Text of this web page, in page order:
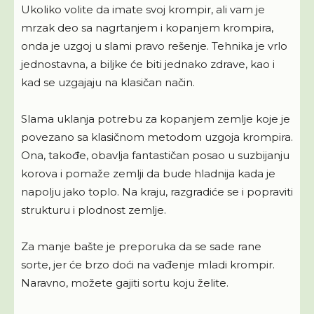
Ukoliko volite da imate svoj krompir, ali vam je
mrzak deo sa nagrtanjem i kopanjem krompira,
onda je uzgoj u slami pravo rešenje. Tehnika je vrlo
jednostavna, a biljke će biti jednako zdrave, kao i
kad se uzgajaju na klasičan način.
Slama uklanja potrebu za kopanjem zemlje koje je
povezano sa klasičnom metodom uzgoja krompira.
Ona, takođe, obavlja fantastičan posao u suzbijanju
korova i pomaže zemlji da bude hladnija kada je
napolju jako toplo. Na kraju, razgradiće se i popraviti
strukturu i plodnost zemlje.
Za manje bašte je preporuka da se sade rane
sorte, jer će brzo doći na vađenje mladi krompir.
Naravno, možete gajiti sortu koju želite.